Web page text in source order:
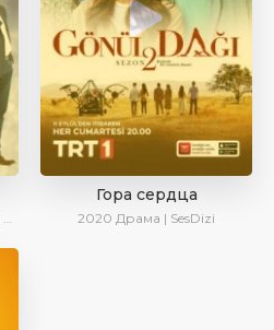
Гора сердца
2020 Драма | SesDizi